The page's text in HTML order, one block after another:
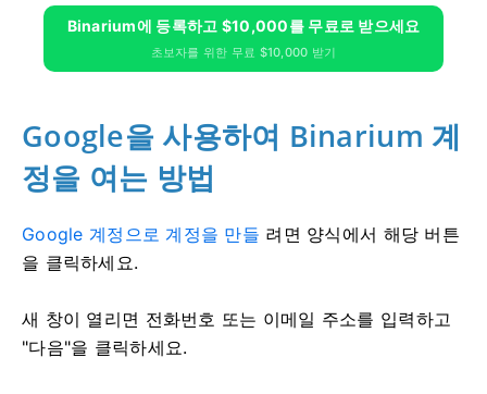
Binarium에 등록하고 $10,000를 무료로 받으세요
초보자를 위한 무료 $10,000 받기
Google을 사용하여 Binarium 계
정을 여는 방법
Google 계정으로 계정을 만들 려면 양식에서 해당 버튼
을 클릭하세요.
새 창이 열리면 전화번호 또는 이메일 주소를 입력하고
"다음"을 클릭하세요.